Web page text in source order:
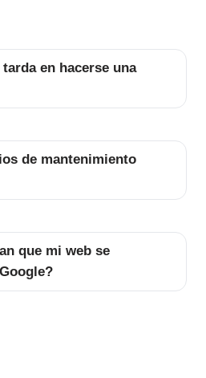
en hacerse una
de mantenimiento
que mi web se